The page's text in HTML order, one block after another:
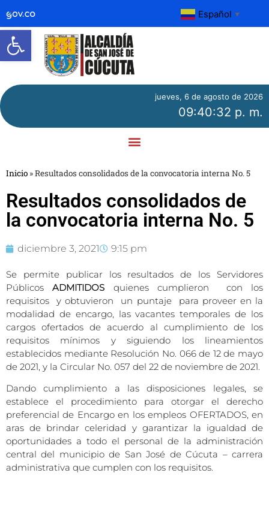
Abrir barra de herramientas
Español ▼
jueves, 6 de agosto de 2026
09:40:32 p. m.
Inicio »Resultados consolidados de la convocatoria interna No. 5
Resultados consolidados de
la convocatoria interna No. 5
diciembre 3, 2021 9:15 pm
Se permite publicar los resultados de los Servidores
PúblicosADMITIDOS quienes cumplieron con los
requisitos y obtuvieron un puntaje para proveer en la
modalidad de encargo, las vacantes temporales de los
cargos ofertados de acuerdo al cumplimiento de los
requisitos mínimos y siguiendo los lineamientos
establecidos mediante Resolución No. 066 de 12 de mayo
de 2021, y la Circular No. 057 del 22 de noviembre de 2021.
Dando cumplimiento a las disposiciones legales, se
establece el procedimiento para otorgar el derecho
preferencial de Encargo en los empleos OFERTADOS, en
aras de brindar celeridad y garantizar la igualdad de
oportunidades a todo el personal de la administración
central del municipio de San José de Cúcuta – carrera
administrativa que cumplen con los requisitos.